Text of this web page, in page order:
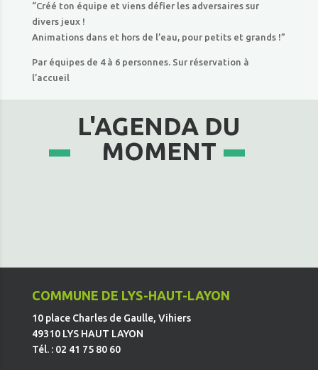
“Créé ton équipe et viens défier les adversaires sur
divers jeux !
Animations dans et hors de l’eau, pour petits et grands !”
Par équipes de 4 à 6 personnes. Sur réservation à
l’accueil
L'AGENDA DU
MOMENT
COMMUNE DE LYS-HAUT-LAYON
10 place Charles de Gaulle, Vihiers
49310 LYS HAUT LAYON
Tél. : 02 41 75 80 60